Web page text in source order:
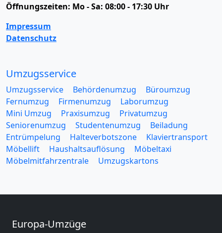
Öffnungszeiten: Mo - Sa: 08:00 - 17:30 Uhr
Impressum
Datenschutz
Umzugsservice
Umzugsservice Behördenumzug
Büroumzug
Fernumzug
Firmenumzug
Laborumzug
Mini Umzug
Praxisumzug
Privatumzug
Seniorenumzug
Studentenumzug
Beiladung
Entrümpelung
Halteverbotszone
Klaviertransport
Möbellift
Haushaltsauflösung
Möbeltaxi
Möbelmitfahrzentrale
Umzugskartons
Europa-Umzüge